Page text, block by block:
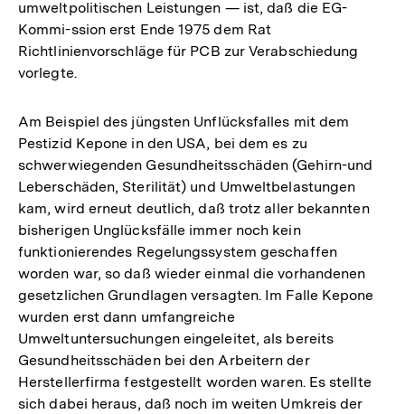
umweltpolitischen Leistungen — ist, daß die EG-
Kommi-ssion erst Ende 1975 dem Rat
Richtlinienvorschläge für PCB zur Verabschiedung
vorlegte.
Am Beispiel des jüngsten Unflücksfalles mit dem
Pestizid Kepone in den USA, bei dem es zu
schwerwiegenden Gesundheitsschäden (Gehirn-und
Leberschäden, Sterilität) und Umweltbelastungen
kam, wird erneut deutlich, daß trotz aller bekannten
bisherigen Unglücksfälle immer noch kein
funktionierendes Regelungssystem geschaffen
worden war, so daß wieder einmal die vorhandenen
gesetzlichen Grundlagen versagten. Im Falle Kepone
wurden erst dann umfangreiche
Umweltuntersuchungen eingeleitet, als bereits
Gesundheitsschäden bei den Arbeitern der
Herstellerfirma festgestellt worden waren. Es stellte
sich dabei heraus, daß noch im weiten Umkreis der